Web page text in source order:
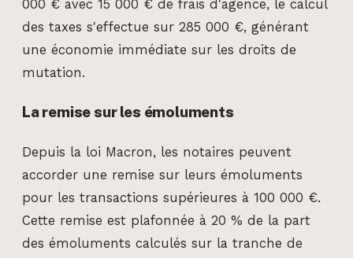
000 € avec 15 000 € de frais d'agence, le calcul
des taxes s'effectue sur 285 000 €, générant
une économie immédiate sur les droits de
mutation.
La remise sur les émoluments
Depuis la loi Macron, les notaires peuvent
accorder une remise sur leurs émoluments
pour les transactions supérieures à 100 000 €.
Cette remise est plafonnée à 20 % de la part
des émoluments calculés sur la tranche de